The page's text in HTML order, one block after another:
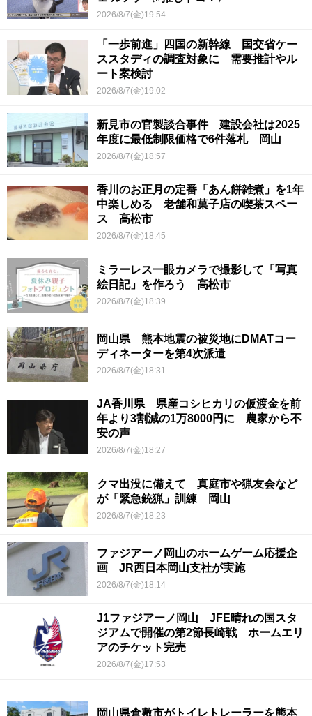
2026/8/7(金)19:54
「一歩前進」四国の新幹線 国交省ケー
ススタディの調査対象に 需要推計やル
ート案検討
2026/8/7(金)19:02
新見市の官製談合事件 建設会社は2025
年度に最低制限価格で6件落札 岡山
2026/8/7(金)18:57
香川のお正月の定番「あん餅雑煮」を1年
中楽しめる 老舗和菓子店の喫茶スペー
ス 高松市
2026/8/7(金)18:45
ミラーレス一眼カメラで撮影して「写真
絵日記」を作ろう 高松市
2026/8/7(金)18:39
岡山県 熊本地震の被災地にDMATコー
ディネーターを第4次派遣
2026/8/7(金)18:31
JA香川県 県産コシヒカリの仮渡金を前
年より3割減の1万8000円に 農家から不
安の声
2026/8/7(金)18:27
クマ出没に備えて 真庭市や猟友会など
が「緊急銃猟」訓練 岡山
2026/8/7(金)18:23
ファジアーノ岡山のホームゲーム応援企
画 JR西日本岡山支社が実施
2026/8/7(金)18:14
J1ファジアーノ岡山 JFE晴れの国スタ
ジアムで開催の第2節長崎戦 ホームエリ
アのチケット完売
2026/8/7(金)17:53
岡山県倉敷市がトイレトレーラーを熊本